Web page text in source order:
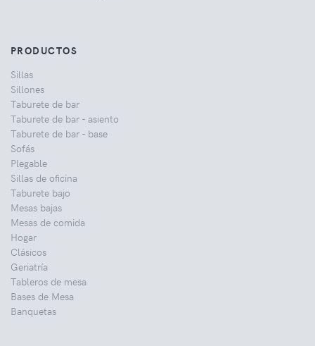
PRODUCTOS
Sillas
Sillones
Taburete de bar
Taburete de bar - asiento
Taburete de bar - base
Sofás
Plegable
Sillas de oficina
Taburete bajo
Mesas bajas
Mesas de comida
Hogar
Clásicos
Geriatría
Tableros de mesa
Bases de Mesa
Banquetas